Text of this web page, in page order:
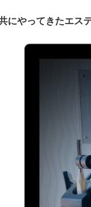
にやってきたエス